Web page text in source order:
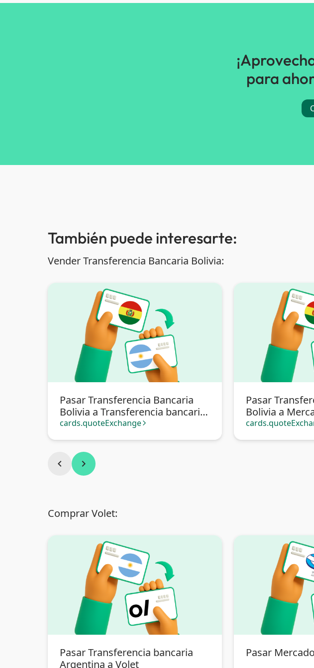
para
También puede interesarte:
Vender Transferencia Bancaria Bolivia:
Pasar Transferencia Bancaria
Bolivia a Transferencia bancaria
Argentina
cards.quoteExchange arrow_forward_ios
Pasar
Bolivia a
chevron_left chevron_right
Comprar Volet:
Pasar Transferencia bancaria
Argentina a Volet
Pasar